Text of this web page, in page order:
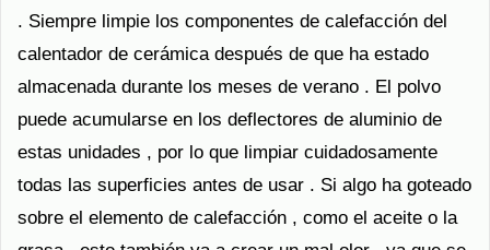
. Siempre limpie los componentes de calefacción del
calentador de cerámica después de que ha estado
almacenada durante los meses de verano . El polvo
puede acumularse en los deflectores de aluminio de
estas unidades , por lo que limpiar cuidadosamente
todas las superficies antes de usar . Si algo ha goteado
sobre el elemento de calefacción , como el aceite o la